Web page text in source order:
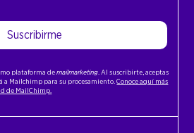
Suscribirme
plataforma demailmarketing. Al suscribirte, aceptas
a Mailchimp para su procesamiento.Conoce aquí más
de MailChimp.